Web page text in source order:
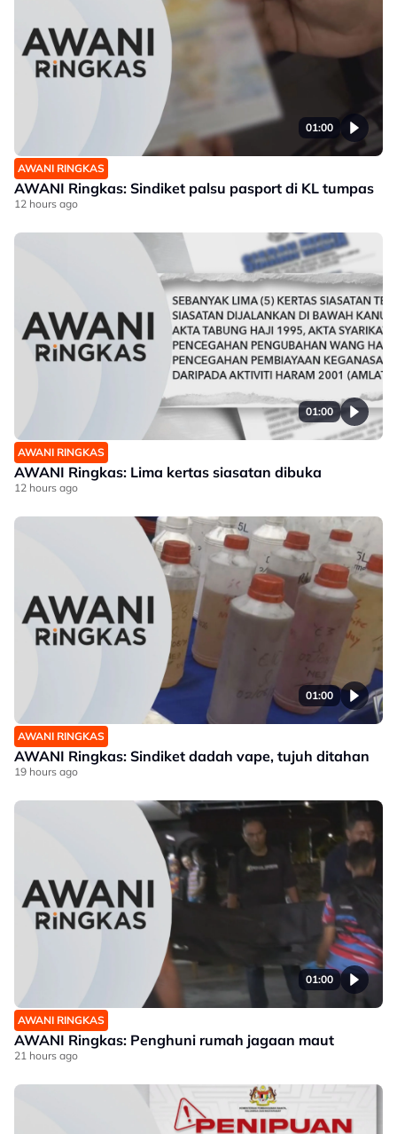
01:00
AWANI RINGKAS
AWANI Ringkas: Sindiket palsu pasport di KL tumpas
12 hours ago
01:00
AWANI RINGKAS
AWANI Ringkas: Lima kertas siasatan dibuka
12 hours ago
01:00
AWANI RINGKAS
AWANI Ringkas: Sindiket dadah vape, tujuh ditahan
19 hours ago
01:00
AWANI RINGKAS
AWANI Ringkas: Penghuni rumah jagaan maut
21 hours ago